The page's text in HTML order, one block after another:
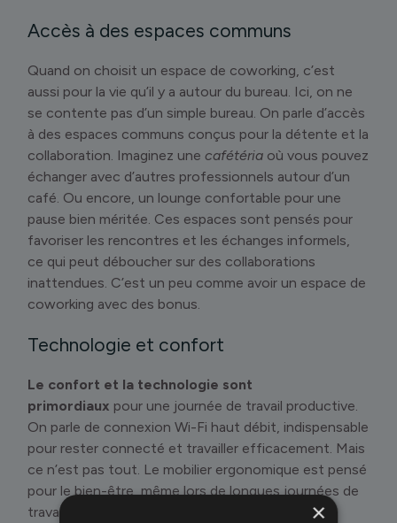
Accès à des espaces communs
Quand on choisit un espace de coworking, c’est
aussi pour la vie qu’il y a autour du bureau. Ici, on ne
se contente pas d’un simple bureau. On parle d’accès
à des espaces communs conçus pour la détente et la
collaboration. Imaginez unecafétéria où vous pouvez
échanger avec d’autres professionnels autour d’un
café. Ou encore, un lounge confortable pour une
pause bien méritée. Ces espaces sont pensés pour
favoriser les rencontres et les échanges informels,
ce qui peut déboucher sur des collaborations
inattendues. C’est un peu comme avoir un espace de
coworking avec des bonus.
Technologie et confort
Le confort et la technologie sont
primordiaux pour une journée de travail productive.
On parle de connexion Wi-Fi haut débit, indispensable
pour rester connecté et travailler efficacement. Mais
ce n’est pas tout. Le mobilier ergonomique est pensé
pour le bien-être, même lors de longues journées de
travail. On a aussi accès à des imprimantes, des
×